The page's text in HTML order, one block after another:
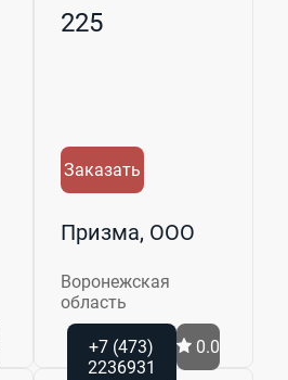
пластиковой
225
Заказать
Призма, ООО
Воронежская
область
+7 (473)
2236931
0.0